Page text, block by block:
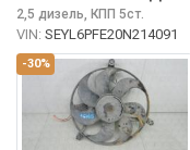
-30%
2,5 дизель, КПП 5ст.
VIN: SEYL6PFE20N214091